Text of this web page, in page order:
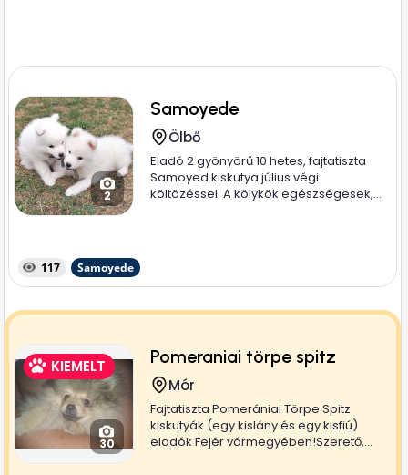
2
Samoyede
Ölbő
Eladó 2 gyönyörű 10 hetes, fajtatiszta
Samoyed kiskutya július végi
költözéssel. A kölykök egészségesek,...
117 Samoyede
KIEMELT
30
Pomeraniai törpe spitz
Mór
Fajtatiszta Pomerániai Törpe Spitz
kiskutyák (egy kislány és egy kisfiú)
eladók Fejér vármegyében!Szerető,...